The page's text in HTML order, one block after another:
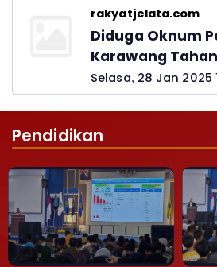
rakyatjelata.com
Diduga Oknum
Karawang
Pemohon PTSL
Selasa, 28 Jan 2025
Pendidikan